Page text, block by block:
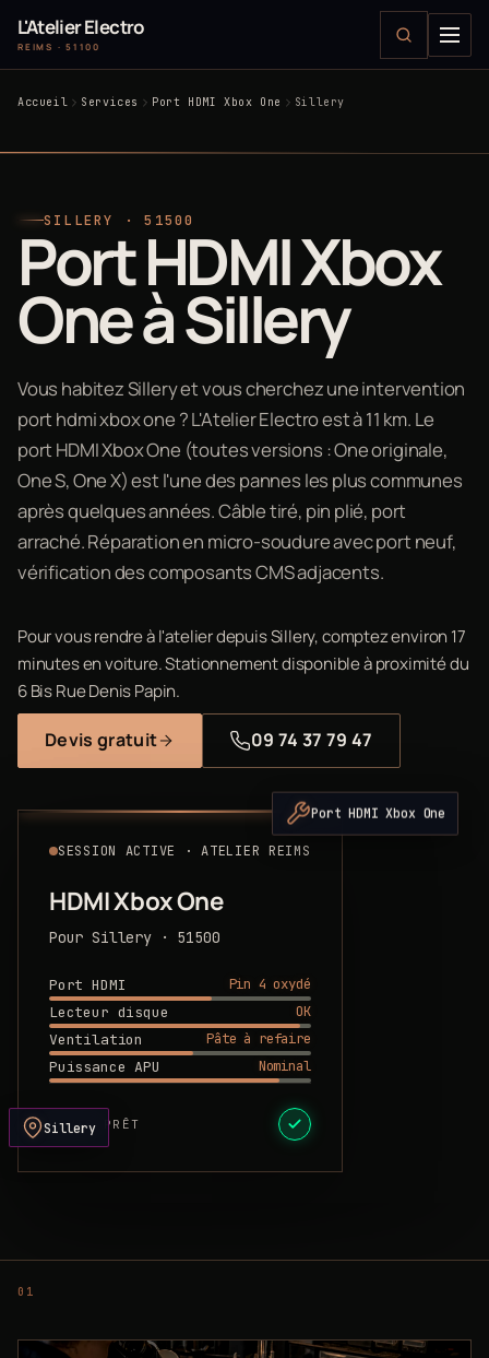
L'Atelier Electro
REIMS · 51100
Accueil Services Port HDMI Xbox One Sillery
SILLERY · 51500
Port HDMI Xbox
One à Sillery
Vous habitez Sillery et vous cherchez une intervention
port hdmi xbox one ? L'Atelier Electro est à 11 km. Le
port HDMI Xbox One (toutes versions : One originale,
One S, One X) est l'une des pannes les plus communes
après quelques années. Câble tiré, pin plié, port
arraché. Réparation en micro-soudure avec port neuf,
vérification des composants CMS adjacents.
Pour vous rendre à l'atelier depuis Sillery, comptez environ 17
minutes en voiture. Stationnement disponible à proximité du
6 Bis Rue Denis Papin.
Devis gratuit 09 74 37 79 47
SESSION ACTIVE · ATELIER REIMS
HDMI Xbox One
Pour Sillery · 51500
Port HDMI
Pin 4 oxydé
Lecteur disque
OK
Ventilation
Pâte à refaire
Puissance APU
Nominal
DEVIS PRÊT
Port HDMI Xbox One
Sillery